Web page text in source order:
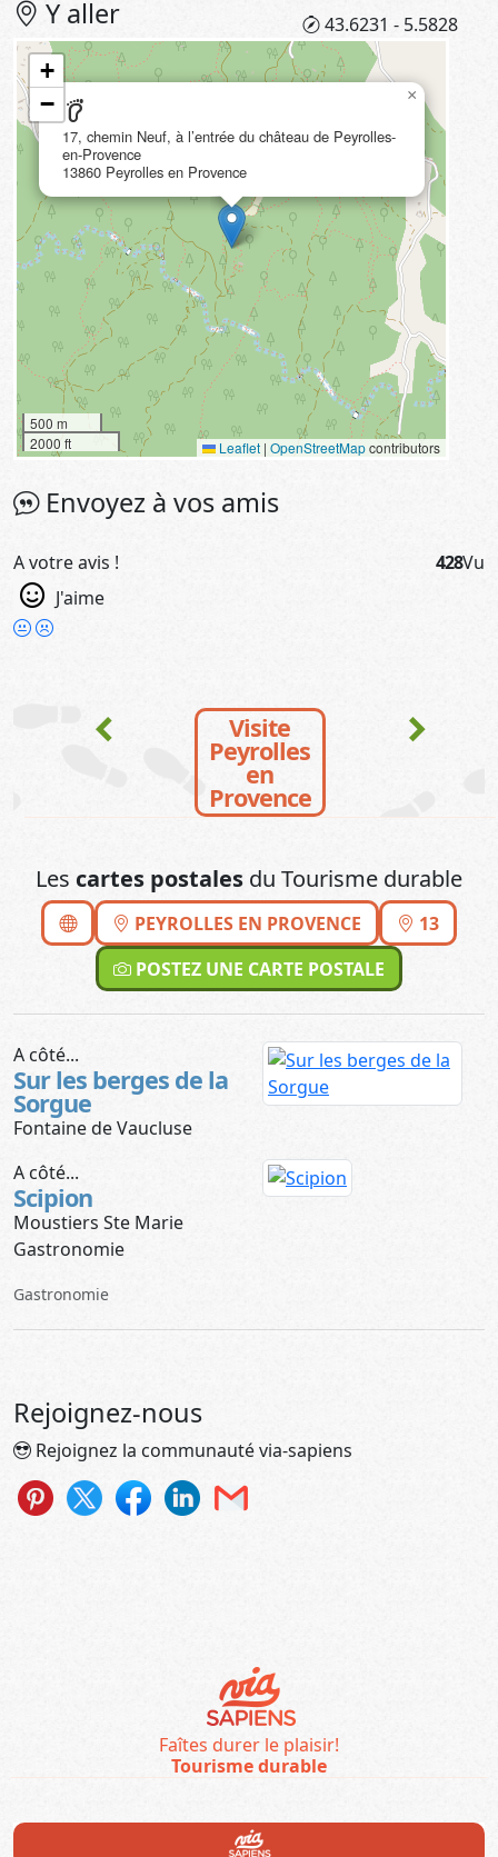
Y aller 43.6231 - 5.5828
barefoot
17, chemin Neuf, à l’entrée du château de Peyrolles-
en-Provence
13860 Peyrolles en Provence
×
+
−
500 m
2000 ft
Leaflet | OpenStreetMapcontributors
Envoyez à vos amis
A votre avis !
J'aime
428Vu
chevron_left Visite
Peyrolles
en
Provence
chevron_right
Les cartes postales du Tourisme durable
PEYROLLES EN PROVENCE
13
POSTEZ UNE CARTE POSTALE
A côté...
Sur les berges de la
Sorgue
Fontaine de Vaucluse
A côté...
Scipion
Moustiers Ste Marie
Gastronomie
Gastronomie
Rejoignez-nous
Rejoignez la communauté via-sapiens
Faîtes durer le plaisir!
Tourisme durable